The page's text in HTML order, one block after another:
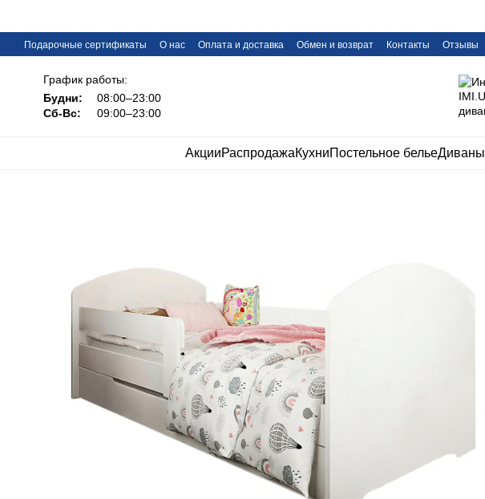
Подарочные сертификаты О нас Оплата и доставка Обмен и возврат Контакты Отзывы
График работы:
Будни:
08:00–23:00
Сб-Вс:
09:00–23:00
АкцииРаспродажаКухниПостельное бельеДиваны